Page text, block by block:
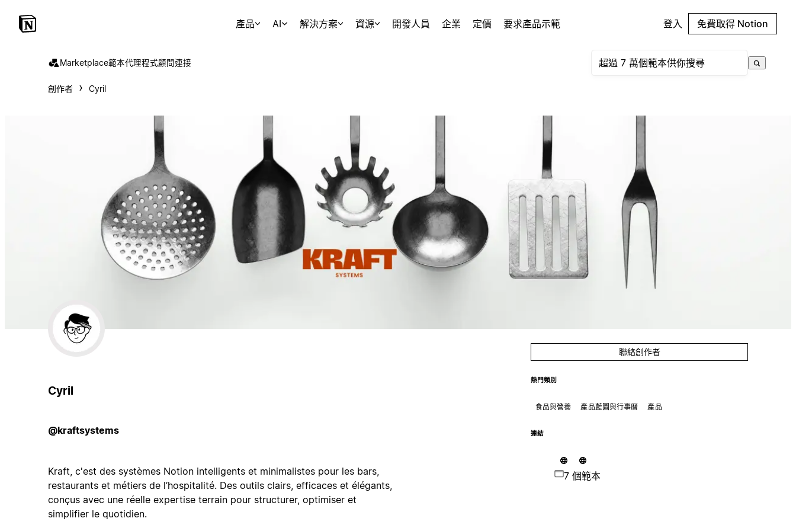
產品 AI 解決方案 資源 開發人員 企業 定價 要求產品示範 登入 免費取得 Notion
Marketplace範本代理程式顧問連接
創作者 Cyril
Cyril
@kraftsystems
Kraft, c'est des systèmes Notion intelligents et minimalistes pour les bars,
restaurants et métiers de l’hospitalité. Des outils clairs, efficaces et élégants,
conçus avec une réelle expertise terrain pour structurer, optimiser et
simplifier le quotidien.
聯絡創作者
熱門類別
食品與營養 產品藍圖與行事曆 產品
連結
7 個範本